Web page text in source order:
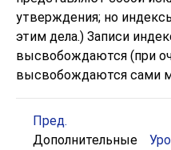
утверждения; но
этим дела.) Записи
высвобождаются (при
высвобождаются сами
Пред.
Дополнительные